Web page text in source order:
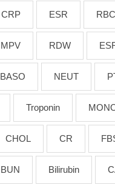
RBC
ESR
CRP
RDW
MPV
NEUT
BASO
Troponin
CR
CHOL
Bilirubin
BUN